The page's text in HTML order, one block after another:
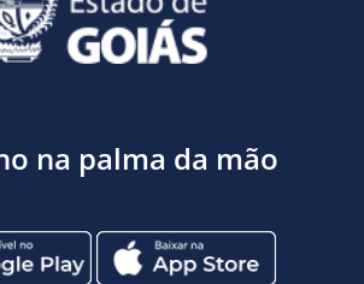
na palma da mão